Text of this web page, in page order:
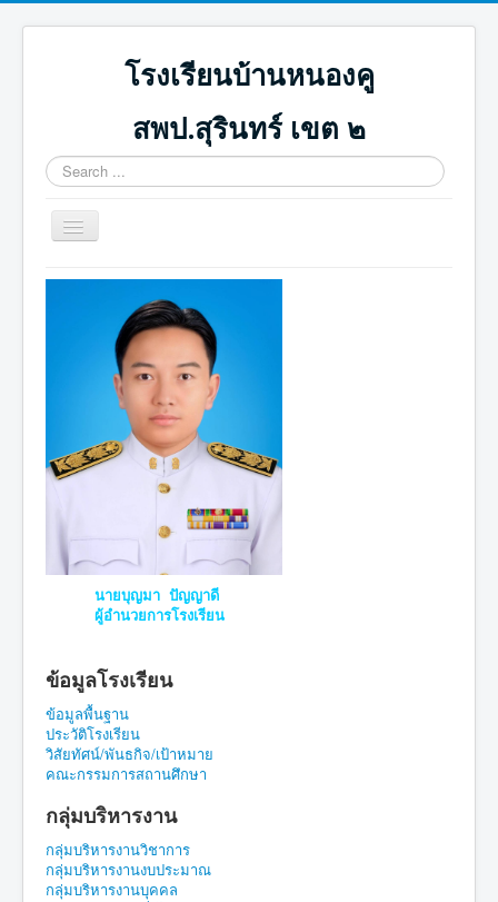
โรงเรียนบ้านหนองคู
สพป.สุรินทร์ เขต ๒
Search
...
Toggle
Navigation
หน้าแรก
ปฏิทินกิจกรรม
ภาพกิจกรรม
ดาวน์โหลด
ติดต่อเรา
นายบุญมา ปัญญาดี
ผู้อำนวยการโรงเรียน
ข้อมูลโรงเรียน
ข้อมูลพื้นฐาน
ประวัติโรงเรียน
วิสัยทัศน์/พันธกิจ/เป้าหมาย
คณะกรรมการสถานศึกษา
กลุ่มบริหารงาน
กลุ่มบริหารงานวิชาการ
กลุ่มบริหารงานงบประมาณ
กลุ่มบริหารงานบุคคล